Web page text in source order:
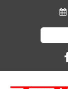
Search
for: